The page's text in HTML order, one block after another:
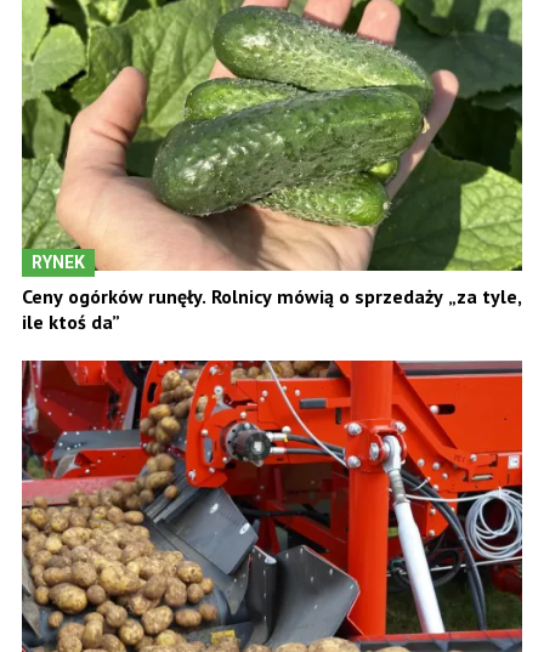
RYNEK
Ceny ogórków runęły. Rolnicy mówią o sprzedaży „za tyle,
ile ktoś da”